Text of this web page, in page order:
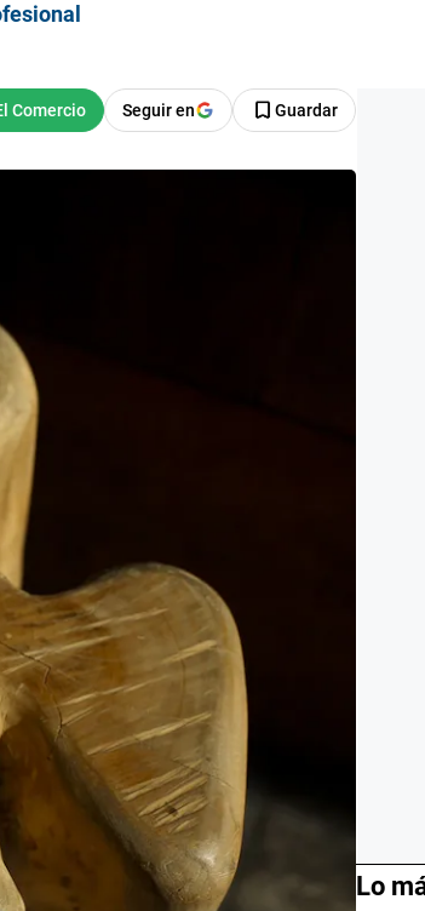
Seguir en Guardar
Lo